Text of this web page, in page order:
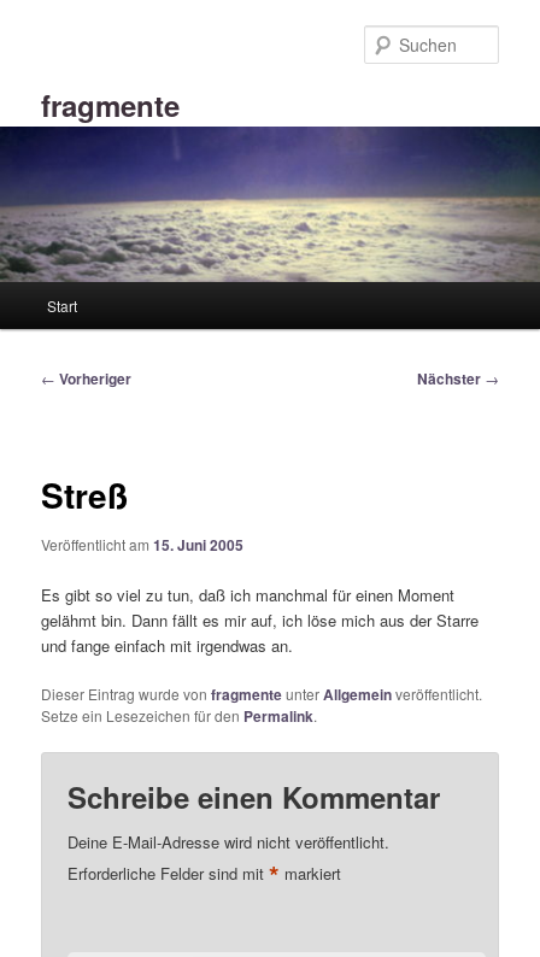
fragmente
Start
Beitragsnavigation
← Vorheriger Nächster →
Streß
Veröffentlicht am15. Juni 2005
Es gibt so viel zu tun, daß ich manchmal für einen Moment
gelähmt bin. Dann fällt es mir auf, ich löse mich aus der Starre
und fange einfach mit irgendwas an.
Dieser Eintrag wurde vonfragmenteunterAllgemeinveröffentlicht.
Setze ein Lesezeichen für den Permalink.
Schreibe einen Kommentar
Deine E-Mail-Adresse wird nicht veröffentlicht.
Erforderliche Felder sind mit* markiert